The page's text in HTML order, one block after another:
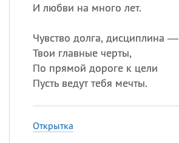
И любви на много лет.
Чувство долга, дисциплина —
Твои главные черты,
По прямой дороге к цели
Пусть ведут тебя мечты.
Открытка